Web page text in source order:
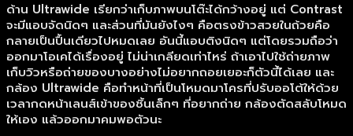
ด้าน Ultrawide เรียกว่าเก็บภาพบนโต๊ะได้กว้างอยู่ แต่ Contrast
จะมีแอบจัดนิดๆ และส่วนที่มันยังไงๆ คือตรงข้าวสวยในถ้วยคือ
กลายเป็นปื้นเดียวไปหมดเลย อันนี้แอบติงนิดๆ แต่โดยรวมถือว่า
ออกมาโอเคได้เรื่องอยู่ ไม่น่าเกลียดเท่าไหร่ ถ้าเอาไปใช้ถ่ายภาพ
เก็บวิวหรือถ่ายของบางอย่างไม่อยากถอยเยอะก็ตัวนี้ได้เลย และ
กล้อง Ultrawide คือทำหน้าที่เป็นโหมดมาโครที่ปรับออโต้ให้ด้วย
เวลากดหน้าเลนส์เข้าของชิ้นเล็กๆ ที่อยากถ่าย กล้องตัดสลับโหมด
ให้เอง แล้วออกมาคมพอตัวนะ